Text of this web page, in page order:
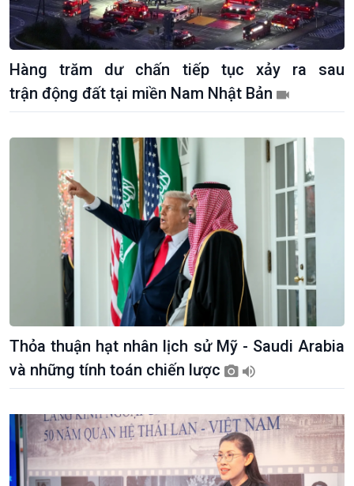
Hàng trăm dư chấn tiếp tục xảy ra sau
trận động đất tại miền Nam Nhật Bản
Thỏa thuận hạt nhân lịch sử Mỹ - Saudi Arabia
và những tính toán chiến lược